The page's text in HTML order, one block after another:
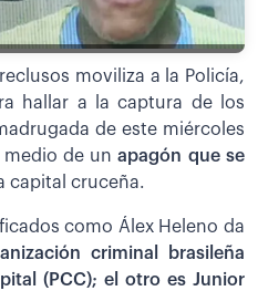
moviliza a la Policía,
hallar a la captura de los
de este miércoles
medio de un apagón que se
capital cruceña.
como Álex Heleno da
criminal brasileña
(PCC); el otro es Junior